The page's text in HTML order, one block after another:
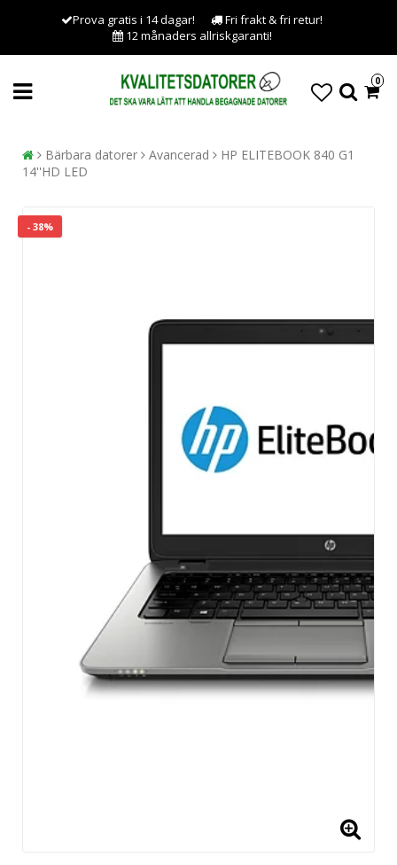
Prova gratis i 14 dagar!
Fri frakt & fri retur!
12 månaders allriskgaranti!
0
Bärbara datorer Avancerad
HP ELITEBOOK 840 G1
14''HD LED
- 38%